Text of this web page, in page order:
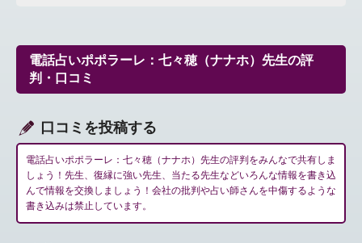
ー
シ
ョ
電話占いポポラーレ：七々穂（ナナホ）先生の評
判・口コミ
口コミを投稿する
電話占いポポラーレ：七々穂（ナナホ）先生の評判をみんなで共有しま
しょう！先生、復縁に強い先生、当たる先生などいろんな情報を書き込
んで情報を交換しましょう！会社の批判や占い師さんを中傷するような
書き込みは禁止しています。